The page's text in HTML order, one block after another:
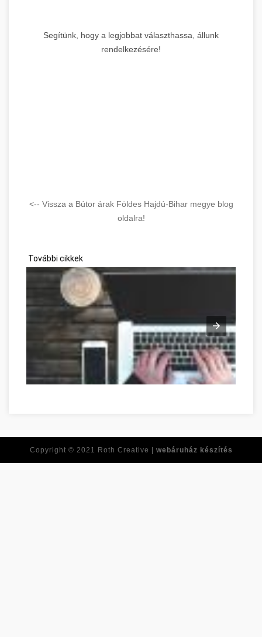
Segítünk, hogy a legjobbat választhassa, állunk
rendelkezésére!
<-- Vissza a Bútor árak Földes Hajdú-Bihar megye blog
oldalra!
További cikkek
Réponses à toutes vos questions de développement
Copyright © 2021 Roth Creative | webáruház készítés